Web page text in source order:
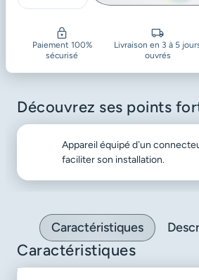
Paiement 100%
sécurisé
Livraison en 3 à 5
ouvrés
Découvrez ses points
Appareil équipé d’un
faciliter son installation.
Caractéristiques
Caractéristiques